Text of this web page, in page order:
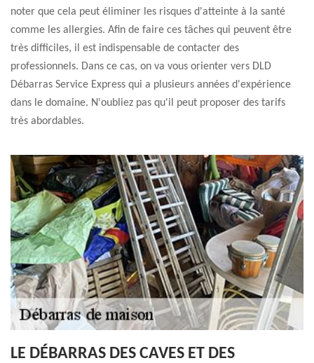
noter que cela peut éliminer les risques d'atteinte à la santé
comme les allergies. Afin de faire ces tâches qui peuvent être
très difficiles, il est indispensable de contacter des
professionnels. Dans ce cas, on va vous orienter vers DLD
Débarras Service Express qui a plusieurs années d'expérience
dans le domaine. N'oubliez pas qu'il peut proposer des tarifs
très abordables.
LE DÉBARRAS DES CAVES ET DES